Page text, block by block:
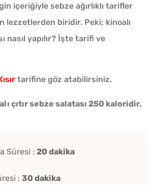
içeriğiyle sebze ağırlıklı tarifler
lezzetlerden biridir. Peki; kinoalı
nasıl yapılır? İşte tarifi ve
tarifine göz atabilirsiniz.
çıtır sebze salatası 250 kaloridir.
Süresi : 20 dakika
: 30 dakika